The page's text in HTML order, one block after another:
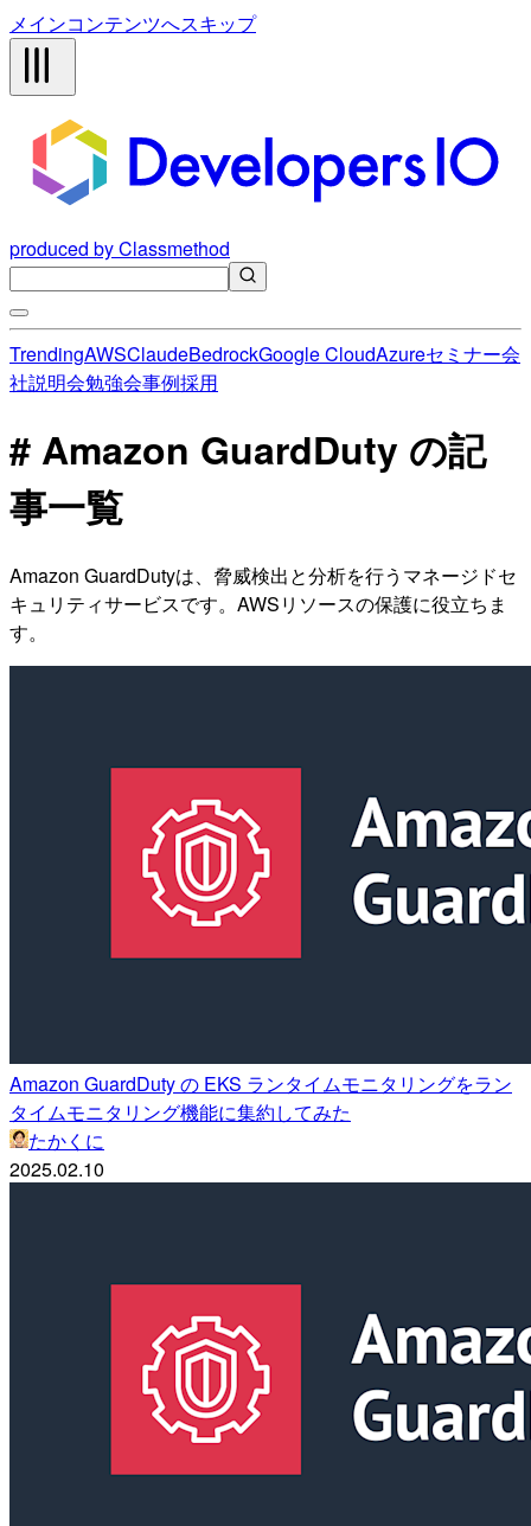
メインコンテンツへスキップ
produced by Classmethod
TrendingAWSClaudeBedrockGoogle CloudAzureセミナー会
社説明会勉強会事例採用
# Amazon GuardDuty の記
事一覧
Amazon GuardDutyは、脅威検出と分析を行うマネージドセ
キュリティサービスです。AWSリソースの保護に役立ちま
す。
Amazon GuardDuty の EKS ランタイムモニタリングをラン
タイムモニタリング機能に集約してみた
たかくに
2025.02.10